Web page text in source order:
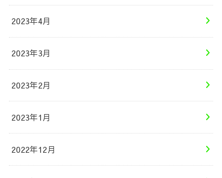
2023年4月
2023年3月
2023年2月
2023年1月
2022年12月